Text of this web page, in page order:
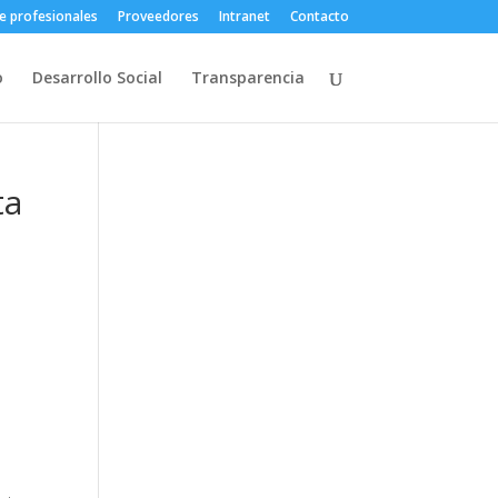
profesionales Proveedores Intranet Contacto
Desarrollo Social Transparencia